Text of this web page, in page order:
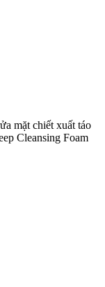
mặt chiết xuất táo
Cleansing Foam